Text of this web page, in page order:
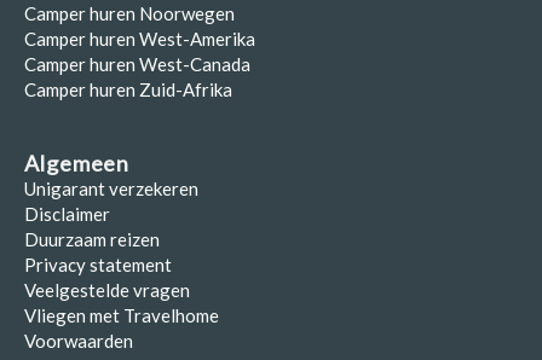
Camper huren Noorwegen
Camper huren West-Amerika
Camper huren West-Canada
Camper huren Zuid-Afrika
Algemeen
Unigarant verzekeren
Disclaimer
Duurzaam reizen
Privacy statement
Veelgestelde vragen
Vliegen met Travelhome
Voorwaarden